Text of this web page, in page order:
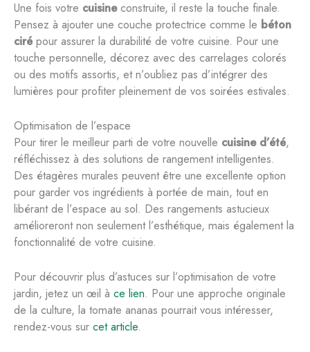
Une fois votre cuisineconstruite, il reste la touche finale.
Pensez à ajouter une couche protectrice comme le béton
ciré pour assurer la durabilité de votre cuisine. Pour une
touche personnelle, décorez avec des carrelages colorés
ou des motifs assortis, et n’oubliez pas d’intégrer des
lumières pour profiter pleinement de vos soirées estivales.
Optimisation de l’espace
Pour tirer le meilleur parti de votre nouvelle cuisine d’été,
réfléchissez à des solutions de rangement intelligentes.
Des étagères murales peuvent être une excellente option
pour garder vos ingrédients à portée de main, tout en
libérant de l’espace au sol. Des rangements astucieux
amélioreront non seulement l’esthétique, mais également la
fonctionnalité de votre cuisine.
Pour découvrir plus d’astuces sur l’optimisation de votre
jardin, jetez un œil à ce lien. Pour une approche originale
de la culture, la tomate ananas pourrait vous intéresser,
rendez-vous sur cet article.